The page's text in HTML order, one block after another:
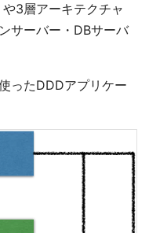
3層アーキテクチャ
サーバー・DBサーバ
ったDDDアプリケー